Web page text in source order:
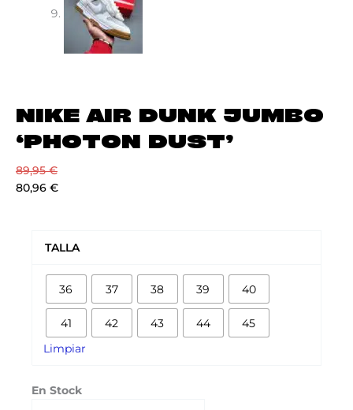
NIKE AIR DUNK JUMBO
‘PHOTON DUST’
89,95€
80,96 €
TALLA
36 37 38 39 40
41 42 43 44 45
Limpiar
En Stock
JUMBO
'PHOTON
DUST'
cantidad